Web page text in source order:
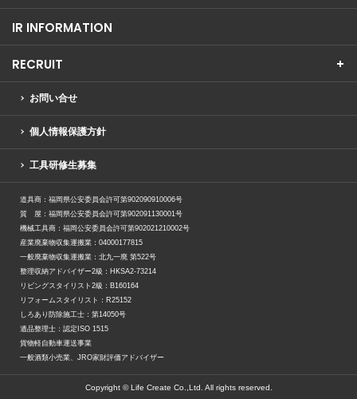
IR INFORMATION
RECRUIT
お問い合せ
個人情報保護方針
工具研修生募集
道具商：福岡県公安委員会許可第902090910006号
質 屋：福岡県公安委員会許可第902091130001号
機械工具商：福岡公安委員会許可第902021210002号
産業廃棄物収集運搬業：04000177815
一般廃棄物収集運搬業：北九一廃 第522号
整理収納アドバイザー2級：HKSA2-73214
リビングスタイリスト2級：B160164
リフォームスタイリスト：R25152
しろあり防除施工士：第14050号
遺品整理士：認定ISO 1515
貨物軽自動車運送事業
一般酒類小売業、JRO家財評価アドバイザー
Copyright © Life Create Co.,Ltd. All rights reserved.